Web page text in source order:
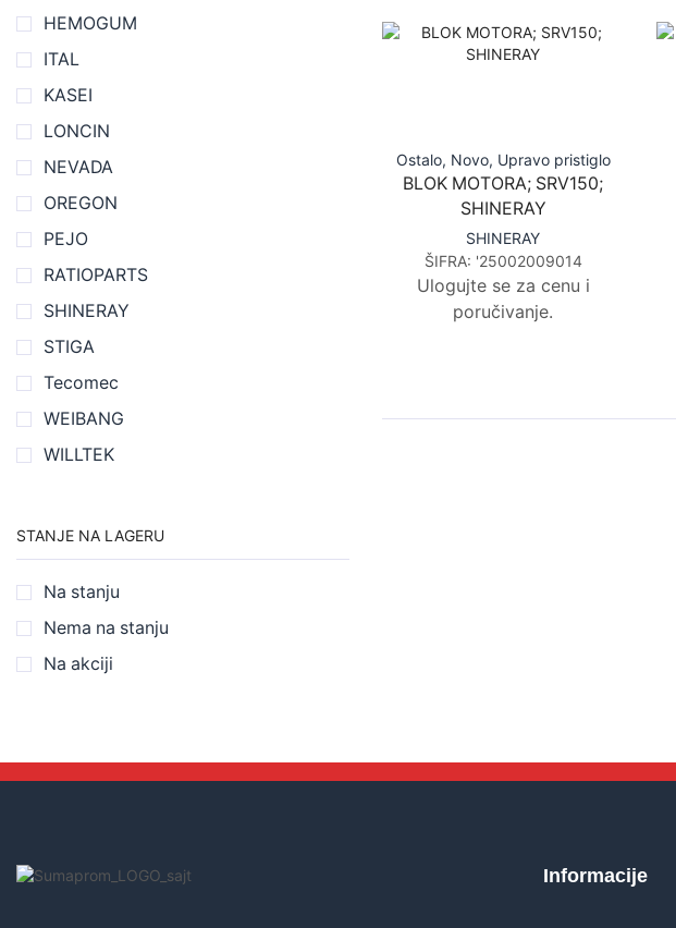
Ostalo, Novo, Upravo pristiglo
BLOK MOTORA; SRV150;
SHINERAY
SHINERAY
ŠIFRA: '25002009014
Ulogujte se za cenu i
poručivanje.
HEMOGUM
ITAL
KASEI
LONCIN
NEVADA
OREGON
PEJO
RATIOPARTS
SHINERAY
STIGA
Tecomec
WEIBANG
WILLTEK
STANJE NA LAGERU
Na stanju
Nema na stanju
Na akciji
Informacije